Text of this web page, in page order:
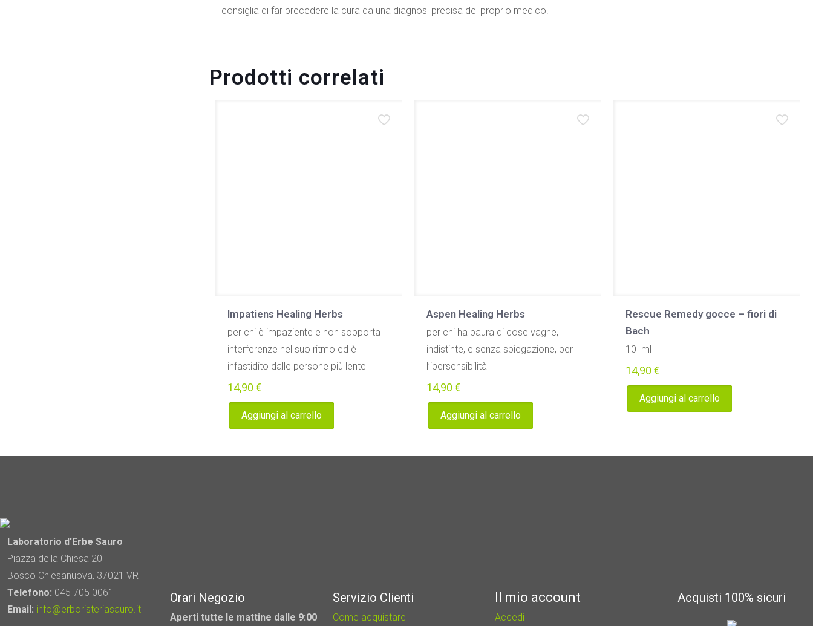
consiglia di far precedere la cura da una diagnosi precisa del proprio medico.
Prodotti correlati
Impatiens Healing Herbs
per chi è impaziente e non sopporta
interferenze nel suo ritmo ed è
infastidito dalle persone più lente
14,90 €
Aggiungi al carrello
Aspen Healing Herbs
per chi ha paura di cose vaghe,
indistinte, e senza spiegazione, per
l’ipersensibilità
14,90 €
Aggiungi al carrello
Rescue Remedy gocce – fiori di
Bach
10 ml
14,90 €
Aggiungi al carrello
Laboratorio d'Erbe Sauro
Piazza della Chiesa 20
Bosco Chiesanuova, 37021 VR
Telefono: 045 705 0061
Email: info@erboristeriasauro.it
Orari Negozio
Aperti tutte le mattine dalle 9:00
Servizio Clienti
Come acquistare
Il mio account
Accedi
Acquisti 100% sicuri